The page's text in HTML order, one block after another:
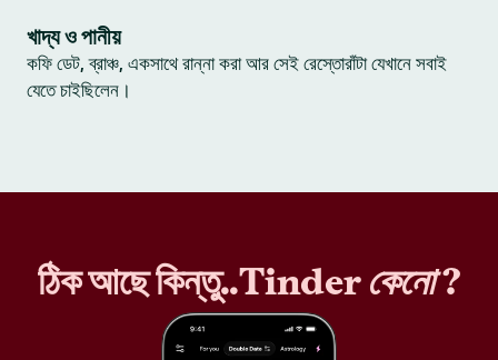
খাদ্য ও পানীয়
কফি ডেট, ব্রাঞ্চ, একসাথে রান্না করা আর সেই রেস্তোরাঁটা যেখানে সবাই
যেতে চাইছিলেন।
ঠিক আছে কিন্তু..Tinderকেনো?